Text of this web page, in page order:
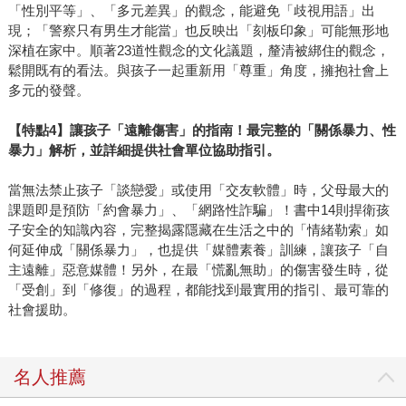
「性別平等」、「多元差異」的觀念，能避免「歧視用語」出
現；「警察只有男生才能當」也反映出「刻板印象」可能無形地
深植在家中。順著23道性觀念的文化議題，釐清被綁住的觀念，
鬆開既有的看法。與孩子一起重新用「尊重」角度，擁抱社會上
多元的發聲。
【特點4】讓孩子「遠離傷害」的指南！最完整的「關係暴力、性
暴力」解析，並詳細提供社會單位協助指引。
當無法禁止孩子「談戀愛」或使用「交友軟體」時，父母最大的
課題即是預防「約會暴力」、「網路性詐騙」！書中14則捍衛孩
子安全的知識內容，完整揭露隱藏在生活之中的「情緒勒索」如
何延伸成「關係暴力」，也提供「媒體素養」訓練，讓孩子「自
主遠離」惡意媒體！另外，在最「慌亂無助」的傷害發生時，從
「受創」到「修復」的過程，都能找到最實用的指引、最可靠的
社會援助。
名人推薦